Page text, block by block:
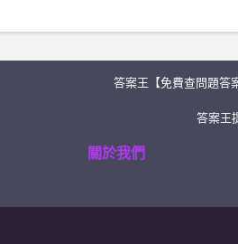
答案王【免費查問題答
答案王
關於我們